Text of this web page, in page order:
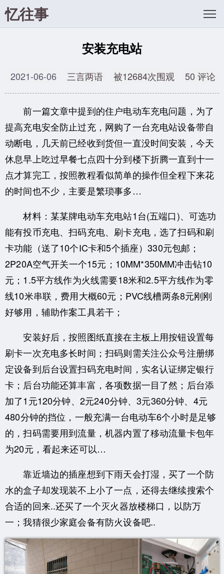
忆往事
安装充电站
2021-06-06 三言两语 被12684次围观 50 评论
前一篇文章中提到的住户电动车充电问题，为了
提高充电安全防止过充，网购了一台充电站设备带自
动断电，几天前已经收到货但一直没时间安装，今天
休息早上吃过早餐七点四十分到楼下折腾一直到十一
点才算完工，按照教程看似简单的操作但全程下来花
的时间也不少，主要是繁琐事多…
材料：某某牌电动车充电站1台(五端口)、可选功
能有投币充电、扫码充电、刷卡充电，选了扫码和刷
卡功能（送了10个IC卡和5个插座）330元包邮；
2P20A空气开关一个15元；10MM*350MM冲击钻10
元；1.5平方线作为火线需要18米和2.5平方线作为零
线10米串联，费用大概60元；PVC线槽两条8元刚刚
好够用，辅助作案工具若干；
安装好后，按照图纸直接在主板上用按钮设置每
刷卡一次充电多长时间；扫码则需关注公众号注册绑
定设备到后台设置扫码充电时间，实名认证绑定银行
卡；后台功能还算丰富，各项数据一目了然；后台添
加了1元120分钟、2元240分钟、3元360分钟、4元
480分钟的挡位，一般充满一台电动车6个小时是足够
的，扫码需要用到流量，机器内置了移动流量卡包年
为20元，看起来还可以…
靠近墙边的插座想到下雨天会打湿，买了一个防
水的盒子却发现装不上小了一点，还得去继续搜索个
合适的回来..还买了一个灭火器放楼梯口，以防万
一；我猜很少家庭会备有防火设备吧..